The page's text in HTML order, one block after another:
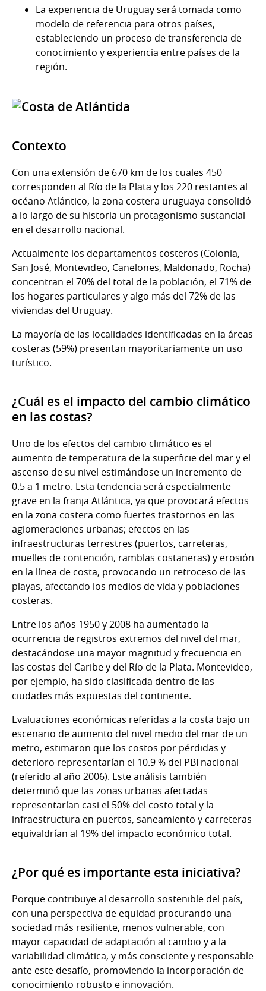
La experiencia de Uruguay será tomada como
modelo de referencia para otros países,
estableciendo un proceso de transferencia de
conocimiento y experiencia entre países de la
región.
Contexto
Con una extensión de 670 km de los cuales 450
corresponden al Río de la Plata y los 220 restantes al
océano Atlántico, la zona costera uruguaya consolidó
a lo largo de su historia un protagonismo sustancial
en el desarrollo nacional.
Actualmente los departamentos costeros (Colonia,
San José, Montevideo, Canelones, Maldonado, Rocha)
concentran el 70% del total de la población, el 71% de
los hogares particulares y algo más del 72% de las
viviendas del Uruguay.
La mayoría de las localidades identificadas en la áreas
costeras (59%) presentan mayoritariamente un uso
turístico.
¿Cuál es el impacto del cambio climático
en las costas?
Uno de los efectos del cambio climático es el
aumento de temperatura de la superficie del mar y el
ascenso de su nivel estimándose un incremento de
0.5 a 1 metro. Esta tendencia será especialmente
grave en la franja Atlántica, ya que provocará efectos
en la zona costera como fuertes trastornos en las
aglomeraciones urbanas; efectos en las
infraestructuras terrestres (puertos, carreteras,
muelles de contención, ramblas costaneras) y erosión
en la línea de costa, provocando un retroceso de las
playas, afectando los medios de vida y poblaciones
costeras.
Entre los años 1950 y 2008 ha aumentado la
ocurrencia de registros extremos del nivel del mar,
destacándose una mayor magnitud y frecuencia en
las costas del Caribe y del Río de la Plata. Montevideo,
por ejemplo, ha sido clasificada dentro de las
ciudades más expuestas del continente.
Evaluaciones económicas referidas a la costa bajo un
escenario de aumento del nivel medio del mar de un
metro, estimaron que los costos por pérdidas y
deterioro representarían el 10.9 % del PBI nacional
(referido al año 2006). Este análisis también
determinó que las zonas urbanas afectadas
representarían casi el 50% del costo total y la
infraestructura en puertos, saneamiento y carreteras
equivaldrían al 19% del impacto económico total.
¿Por qué es importante esta iniciativa?
Porque contribuye al desarrollo sostenible del país,
con una perspectiva de equidad procurando una
sociedad más resiliente, menos vulnerable, con
mayor capacidad de adaptación al cambio y a la
variabilidad climática, y más consciente y responsable
ante este desafío, promoviendo la incorporación de
conocimiento robusto e innovación.